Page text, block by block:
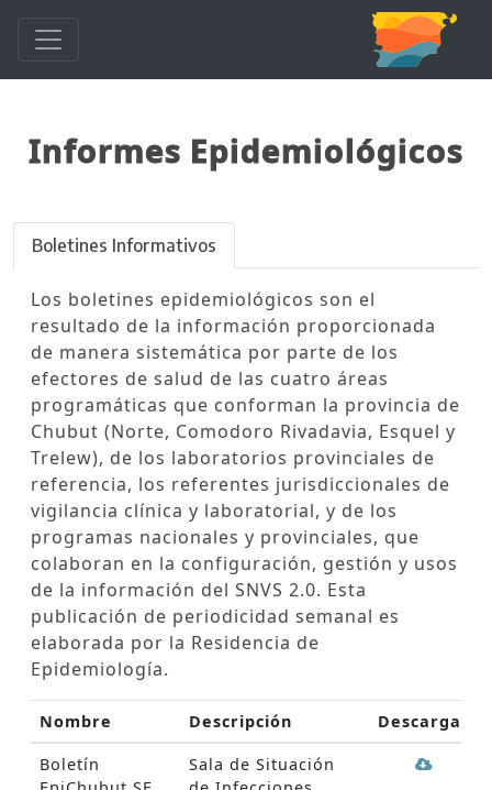
Informes Epidemiológicos
Boletines Informativos
Los boletines epidemiológicos son el
resultado de la información proporcionada
de manera sistemática por parte de los
efectores de salud de las cuatro áreas
programáticas que conforman la provincia de
Chubut (Norte, Comodoro Rivadavia, Esquel y
Trelew), de los laboratorios provinciales de
referencia, los referentes jurisdiccionales de
vigilancia clínica y laboratorial, y de los
programas nacionales y provinciales, que
colaboran en la configuración, gestión y usos
de la información del SNVS 2.0. Esta
publicación de periodicidad semanal es
elaborada por la Residencia de
Epidemiología.
Nombre Descripción Descargar
Boletín
Sala de Situación